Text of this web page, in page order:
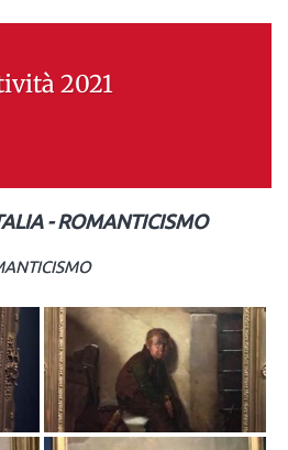
2021
- ROMANTICISMO